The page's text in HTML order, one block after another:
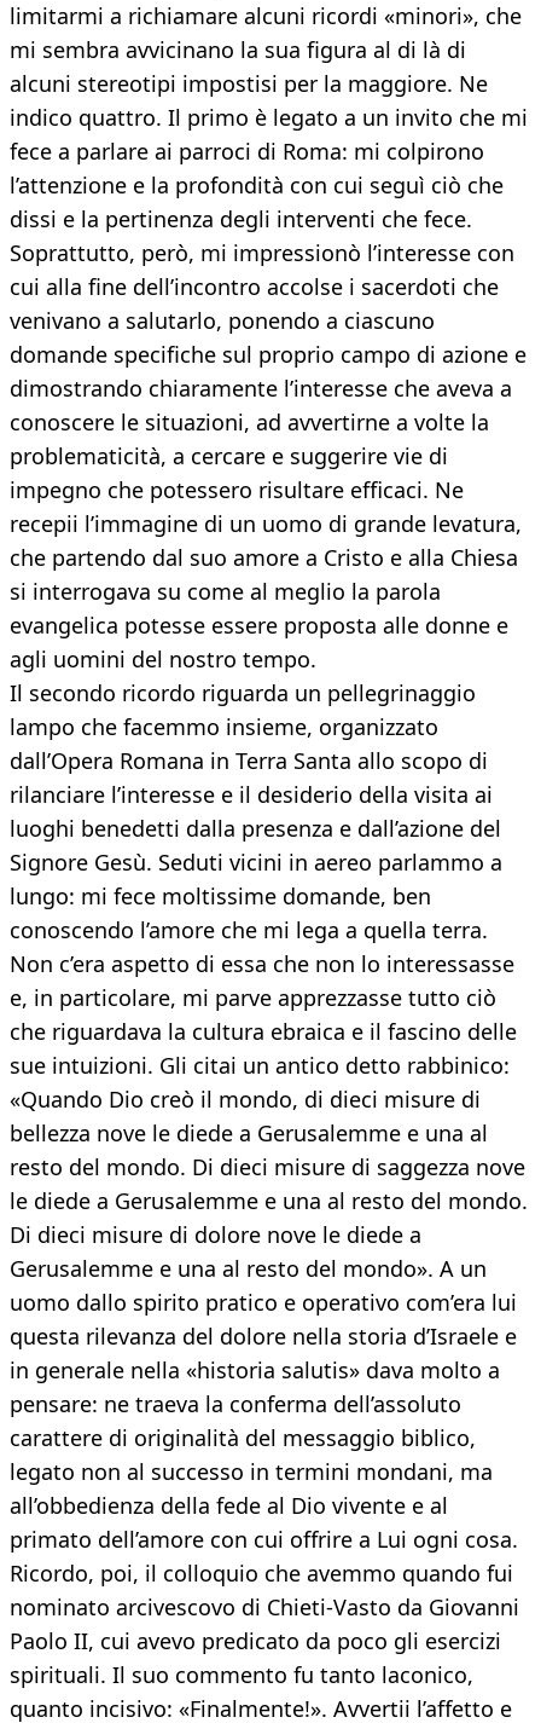
limitarmi a richiamare alcuni ricordi «minori», che
mi sembra avvicinano la sua figura al di là di
alcuni stereotipi impostisi per la maggiore. Ne
indico quattro. Il primo è legato a un invito che mi
fece a parlare ai parroci di Roma: mi colpirono
l’attenzione e la profondità con cui seguì ciò che
dissi e la pertinenza degli interventi che fece.
Soprattutto, però, mi impressionò l’interesse con
cui alla fine dell’incontro accolse i sacerdoti che
venivano a salutarlo, ponendo a ciascuno
domande specifiche sul proprio campo di azione e
dimostrando chiaramente l’interesse che aveva a
conoscere le situazioni, ad avvertirne a volte la
problematicità, a cercare e suggerire vie di
impegno che potessero risultare efficaci. Ne
recepii l’immagine di un uomo di grande levatura,
che partendo dal suo amore a Cristo e alla Chiesa
si interrogava su come al meglio la parola
evangelica potesse essere proposta alle donne e
agli uomini del nostro tempo.
Il secondo ricordo riguarda un pellegrinaggio
lampo che facemmo insieme, organizzato
dall’Opera Romana in Terra Santa allo scopo di
rilanciare l’interesse e il desiderio della visita ai
luoghi benedetti dalla presenza e dall’azione del
Signore Gesù. Seduti vicini in aereo parlammo a
lungo: mi fece moltissime domande, ben
conoscendo l’amore che mi lega a quella terra.
Non c’era aspetto di essa che non lo interessasse
e, in particolare, mi parve apprezzasse tutto ciò
che riguardava la cultura ebraica e il fascino delle
sue intuizioni. Gli citai un antico detto rabbinico:
«Quando Dio creò il mondo, di dieci misure di
bellezza nove le diede a Gerusalemme e una al
resto del mondo. Di dieci misure di saggezza nove
le diede a Gerusalemme e una al resto del mondo.
Di dieci misure di dolore nove le diede a
Gerusalemme e una al resto del mondo». A un
uomo dallo spirito pratico e operativo com’era lui
questa rilevanza del dolore nella storia d’Israele e
in generale nella «historia salutis» dava molto a
pensare: ne traeva la conferma dell’assoluto
carattere di originalità del messaggio biblico,
legato non al successo in termini mondani, ma
all’obbedienza della fede al Dio vivente e al
primato dell’amore con cui offrire a Lui ogni cosa.
Ricordo, poi, il colloquio che avemmo quando fui
nominato arcivescovo di Chieti-Vasto da Giovanni
Paolo II, cui avevo predicato da poco gli esercizi
spirituali. Il suo commento fu tanto laconico,
quanto incisivo: «Finalmente!». Avvertii l’affetto e